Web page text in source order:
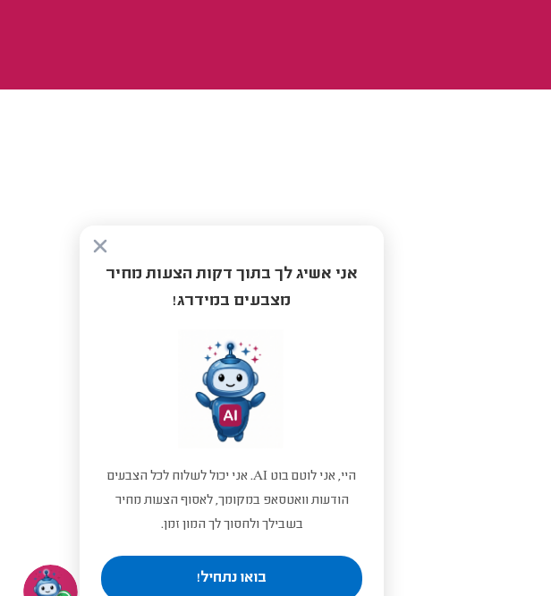
אני אשיג לך בתוך דקות הצעות מחיר
מצבעים במידרג!
היי, אני לוטם בוט AI. אני יכול לשלוח לכל הצבעים
הודעות וואטסאפ במקומך, לאסוף הצעות מחיר
בשבילך ולחסוך לך המון זמן.
בואו נתחיל!